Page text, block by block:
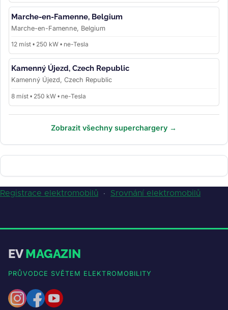
Marche-en-Famenne, Belgium
Marche-en-Famenne, Belgium
12 míst • 250 kW • ne-Tesla
Kamenný Újezd, Czech Republic
Kamenný Újezd, Czech Republic
8 míst • 250 kW • ne-Tesla
Zobrazit všechny superchargery →
Registrace elektromobilů · Srovnání elektromobilů
EVMAGAZIN
PRŮVODCE SVĚTEM ELEKTROMOBILITY